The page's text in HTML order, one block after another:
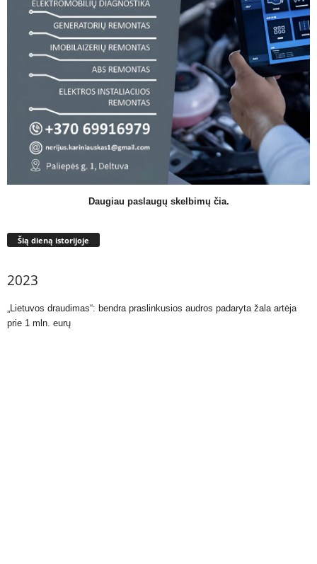
Daugiau paslaugų skelbimų čia.
Šią dieną istorijoje
2023
„Lietuvos draudimas“: bendra praslinkusios audros padaryta žala artėja
prie 1 mln. eurų